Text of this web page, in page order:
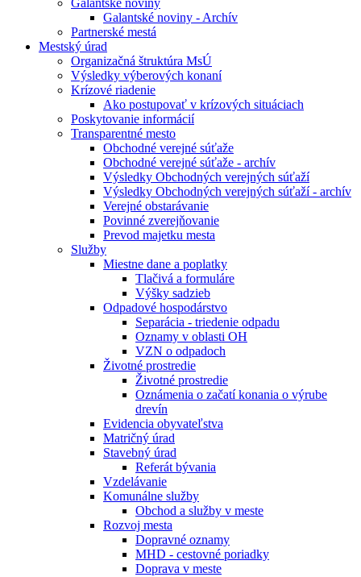
Galantské noviny
Galantské noviny - Archív
Partnerské mestá
Mestský úrad
Organizačná štruktúra MsÚ
Výsledky výberových konaní
Krízové riadenie
Ako postupovať v krízových situáciach
Poskytovanie informácií
Transparentné mesto
Obchodné verejné súťaže
Obchodné verejné súťaže - archív
Výsledky Obchodných verejných súťaží
Výsledky Obchodných verejných súťaží - archív
Verejné obstarávanie
Povinné zverejňovanie
Prevod majetku mesta
Služby
Miestne dane a poplatky
Tlačivá a formuláre
Výšky sadzieb
Odpadové hospodárstvo
Separácia - triedenie odpadu
Oznamy v oblasti OH
VZN o odpadoch
Životné prostredie
Životné prostredie
Oznámenia o začatí konania o výrube
drevín
Evidencia obyvateľstva
Matričný úrad
Stavebný úrad
Referát bývania
Vzdelávanie
Komunálne služby
Obchod a služby v meste
Rozvoj mesta
Dopravné oznamy
MHD - cestovné poriadky
Doprava v meste